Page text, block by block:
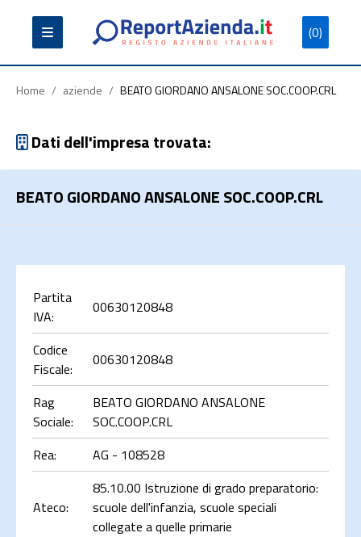
(0)
Partita
Iva
Codice
Fiscale
Ragione
Sociale
Cerca
Home / aziende / BEATO GIORDANO ANSALONE SOC.COOP.CRL
Dati dell'impresa trovata:
BEATO GIORDANO ANSALONE SOC.COOP.CRL
Partita
IVA:
00630120848
Codice
Fiscale:
00630120848
Rag
Sociale:
BEATO GIORDANO ANSALONE
SOC.COOP.CRL
Rea:
AG - 108528
Ateco:
85.10.00 Istruzione di grado preparatorio:
scuole dell'infanzia, scuole speciali
collegate a quelle primarie